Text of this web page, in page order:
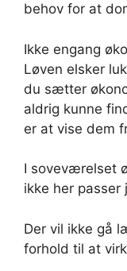
behov for at
Ikke engang
Løven elsker
du sætter
aldrig kunne
er at vise dem
I soveværelset
ikke her passer
Der vil ikke gå
forhold til at